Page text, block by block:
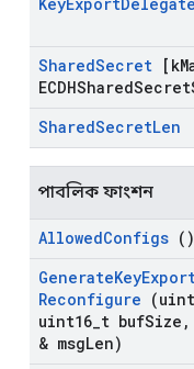
SharedSecret [k
ECDHSharedSecret
SharedSecretLen
পাবলিক ফাংশন
AllowedConfigs
GenerateKey
Reconfigure
uint16 t bufSize ,
& msgLen)